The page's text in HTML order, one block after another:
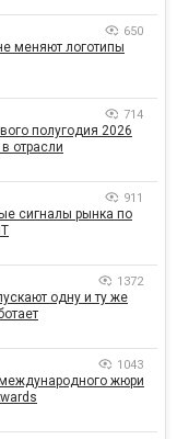
650
меняют логотипы
714
полугодия 2026
отрасли
911
сигналы рынка по
1372
одну и ту же
1043
жюри